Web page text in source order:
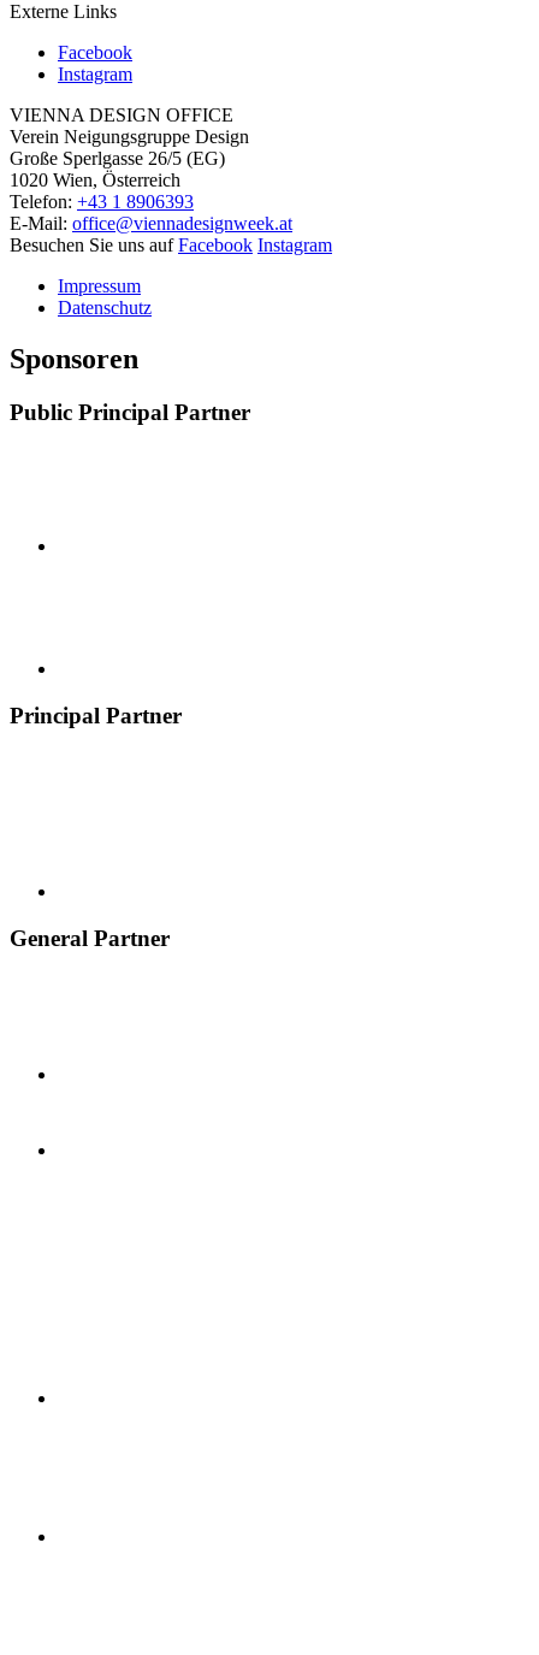
Externe Links
Facebook
Instagram
VIENNA DESIGN OFFICE
Verein Neigungsgruppe Design
Große Sperlgasse 26/5 (EG)
1020 Wien, Österreich
Telefon: +43 1 8906393
E-Mail: office@viennadesignweek.at
Besuchen Sie uns aufFacebook Instagram
Impressum
Datenschutz
Sponsoren
Public Principal Partner
Principal Partner
General Partner